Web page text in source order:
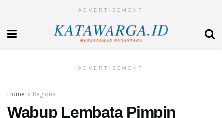
ADVERTISEMENT
ADVERTISEMENT
Home Regional
Wabup Lembata Pimpin